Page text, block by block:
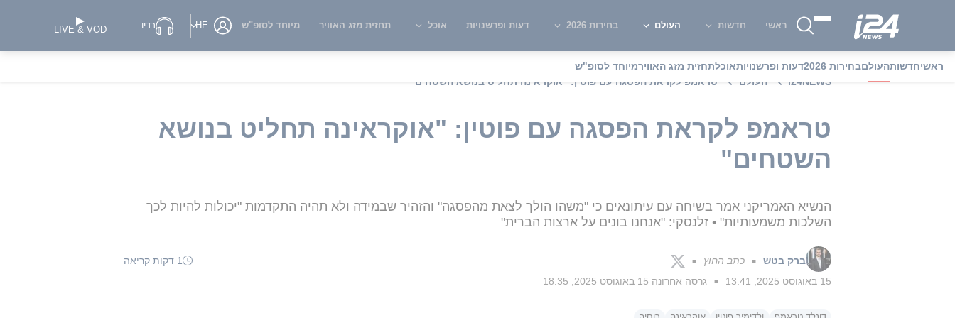
ראשי חדשות העולם בחירות 2026 דעות ופרשנויות אוכל תחזית מזג האוויר מיוחד לסופ"ש HE רדיו LIVE & VOD
ראשיחדשותהעולםבחירות 2026 דעות ופרשנויותאוכלתחזית מזג האווירמיוחד לסופ"ש
i24NEWS
העולם טראמפ לקראת הפסגה עם פוטין: "אוקראינה תחליט בנושא השטחים"
טראמפ לקראת הפסגה עם פוטין: "אוקראינה תחליט בנושא
השטחים"
הנשיא האמריקני אמר בשיחה עם עיתונאים כי "משהו הולך לצאת מהפסגה" והזהיר שבמידה ולא תהיה התקדמות "יכולות להיות לכך
השלכות משמעותיות" • זלנסקי: "אנחנו בונים על ארצות הברית"
ברק בטש ■ כתב החוץ ■
1 דקות קריאה
15 באוגוסט 2025, 13:41
■ גרסה אחרונה 15 באוגוסט 2025, 18:35